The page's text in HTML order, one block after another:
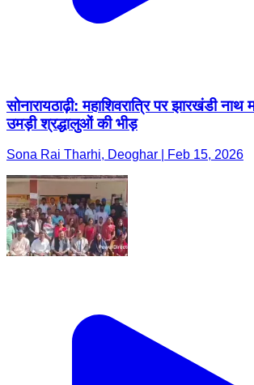
सोनारायठाढ़ी: महाशिवरात्रि पर झारखंडी नाथ
उमड़ी श्रद्धालुओं की भीड़
Sona Rai Tharhi, Deoghar | Feb 15, 2026